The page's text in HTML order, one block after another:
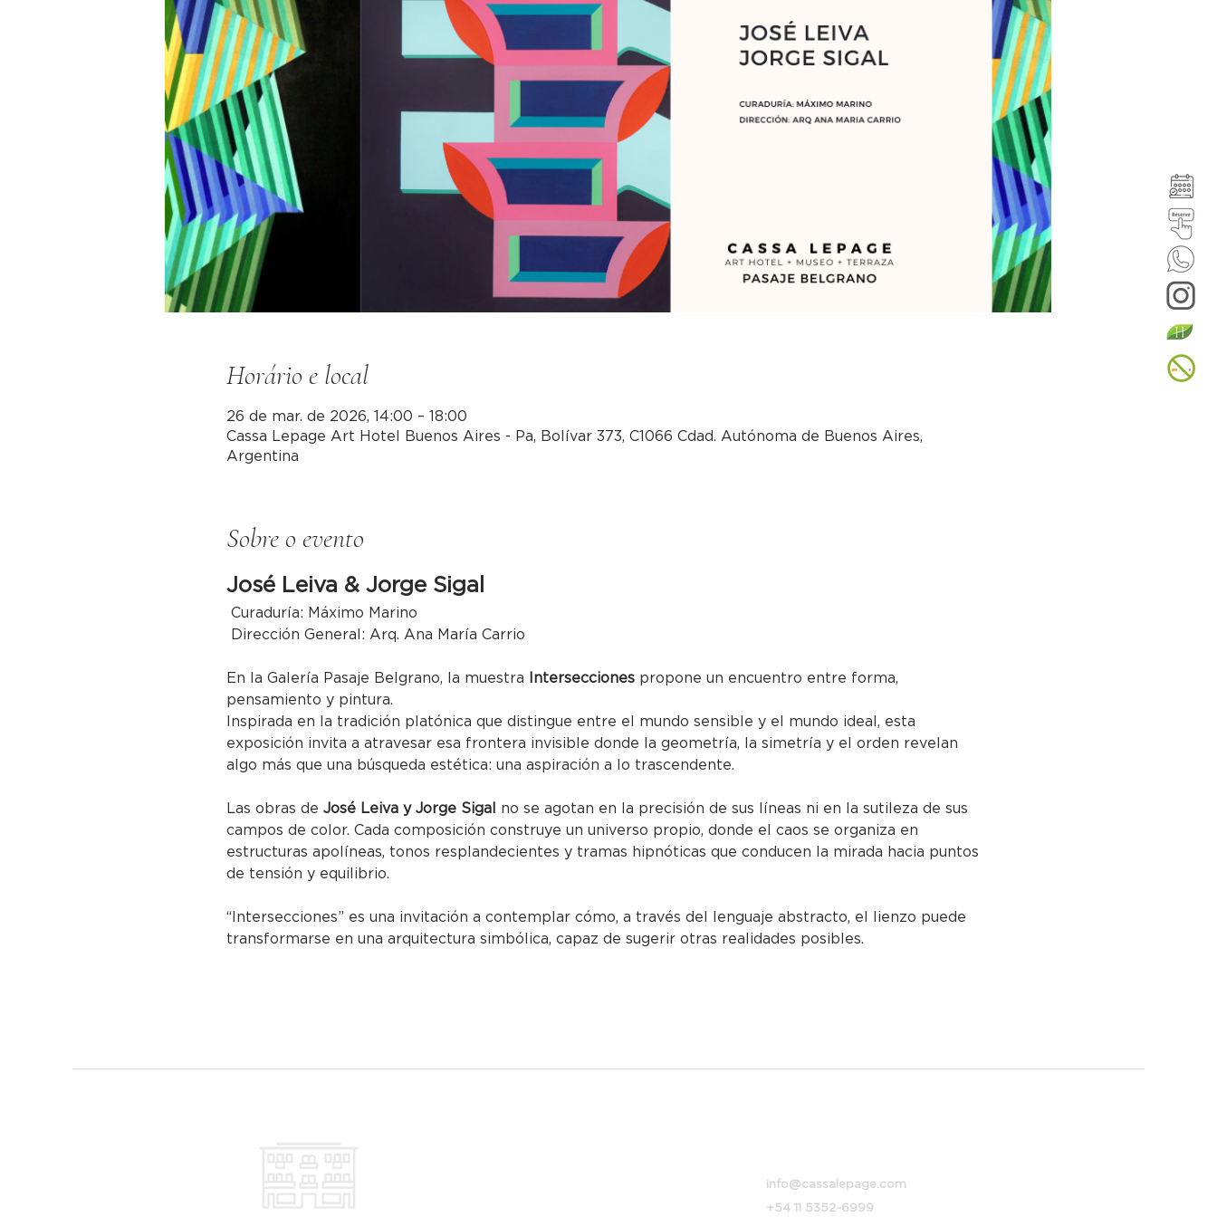
Horário e local
26 de mar. de 2026, 14:00 – 18:00
Cassa Lepage Art Hotel Buenos Aires - Pa, Bolívar 373, C1066 Cdad. Autónoma de Buenos Aires,
Argentina
Sobre o evento
José Leiva & Jorge Sigal
Curaduría: Máximo Marino
Dirección General: Arq. Ana María Carrio
En la Galería Pasaje Belgrano, la muestra Intersecciones propone un encuentro entre forma,
pensamiento y pintura.
Inspirada en la tradición platónica que distingue entre el mundo sensible y el mundo ideal, esta
exposición invita a atravesar esa frontera invisible donde la geometría, la simetría y el orden revelan
algo más que una búsqueda estética: una aspiración a lo trascendente.
Las obras de José Leiva y Jorge Sigal
no se agotan en la precisión de sus líneas ni en la sutileza de sus
campos de color. Cada composición construye un universo propio, donde el caos se organiza en
estructuras apolíneas, tonos resplandecientes y tramas hipnóticas que conducen la mirada hacia puntos
de tensión y equilibrio.
“Intersecciones” es una invitación a contemplar cómo, a través del lenguaje abstracto, el lienzo puede
transformarse en una arquitectura simbólica, capaz de sugerir otras realidades posibles.
info@cassalepage.com
+54 11 5352-6999